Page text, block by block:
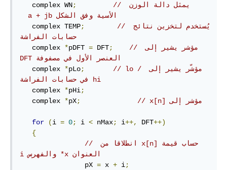
   complex WN
;
// ‫يمثل دالة الوزن
الأسية وفق الشكل ‪  a + jb
   complex TEMP
;
// ‫يُستخدم لتخزين نتائج
حسابات الفراشة
   complex
*pDFT = DFT;
// ‫مؤشر يشير إلى
   complex
*pLo;
// ‫ مؤشّر يشير إلى lo /
   complex
*pHi;
   complex
*pX; // x[n] مؤشر إلى
for (i = 0; i < nMax; i++, DFT++)
{
// ‫حساب قيمة x[n]‎‎ انطلاقا من
العنوان ‎‎*x والفهرس i
                pX
= x + i;